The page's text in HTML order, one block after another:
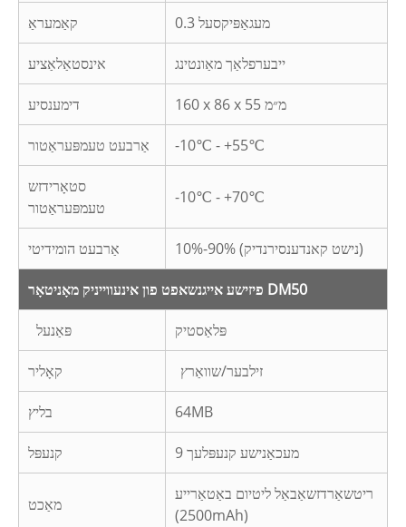
קאַמעראַ 0.3 מעגאַפּיקסעל
אינסטאַלאַציע ייבערפלאַך מאַונטינג
דימענסיע 160 x 86 x 55 מ״מ
אַרבעט טעמפּעראַטור -10℃ - +55℃
סטאָרידזש
טעמפּעראַטור
-10℃ - +70℃
אַרבעט הומידיטי 10%-90% (נישט קאנדענסירנדיק)
פיזישע אייגנשאפט פון אינעווייניק מאָניטאָר DM50
פּאַנעל פּלאַסטיק
קאָליר זילבער/שוואַרץ
בליץ 64MB
קנעפּל 9 מעכאַנישע קנעפּלעך
מאַכט
ריטשאַרדזשאַבאַל ליטיום באַטאַרייע
(2500mAh)